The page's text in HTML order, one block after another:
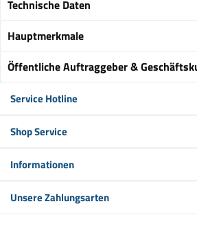
Technische Daten
Hauptmerkmale
Öffentliche Auftraggeber &
Service Hotline
Shop Service
Informationen
Unsere Zahlungsarten